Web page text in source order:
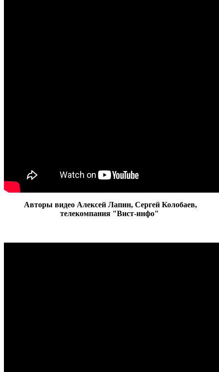
Авторы видео Алексей Лапин, Сергей Колобаев,
телекомпания "Вист-инфо"